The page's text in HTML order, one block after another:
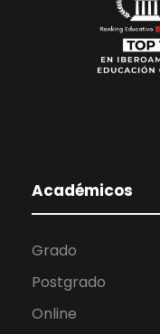
Académicos
Grado
Postgrado
Online